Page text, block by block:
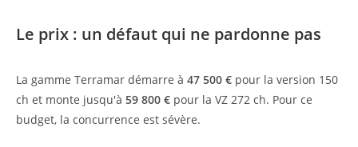
Le prix : un défaut qui ne pardonne pas
La gamme Terramar démarre à 47 500 € pour la version 150
ch et monte jusqu'à 59 800 € pour la VZ 272 ch. Pour ce
budget, la concurrence est sévère.